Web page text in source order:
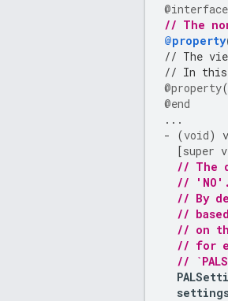
@interface
// The
@property
// The
// In this
@property(
@end
...
-
(void)
[super
// The
// 'NO'.
// By
//
// on
// for
//